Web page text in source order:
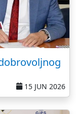
15 JUN 2026